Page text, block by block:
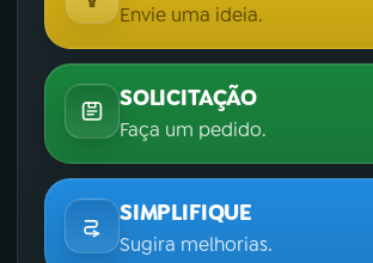
Envie uma ideia.
SOLICITAÇÃO
Faça um pedido.
SIMPLIFIQUE
Sugira melhorias.